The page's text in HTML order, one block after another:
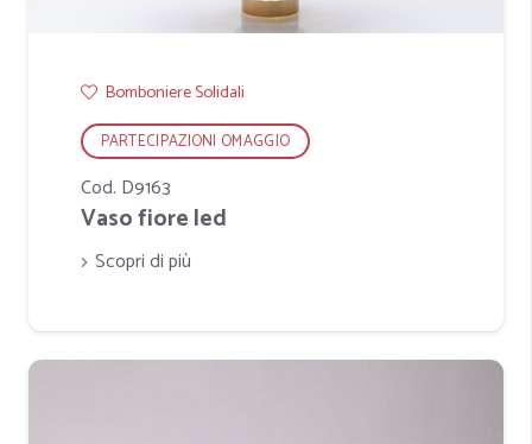
Bomboniere Solidali
PARTECIPAZIONI OMAGGIO
Cod. D9163
Vaso fiore led
Scopri di più